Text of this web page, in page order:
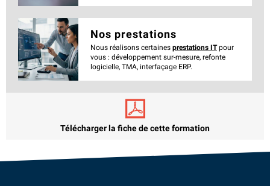
Nos prestations
Nous réalisons certaines prestations ITpour
vous : développement sur-mesure, refonte
logicielle, TMA, interfaçage ERP.
Télécharger la fiche de cette formation